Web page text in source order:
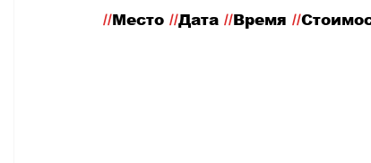
//Место //Дата //Время //